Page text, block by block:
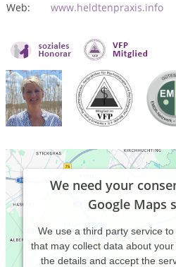
Web:
www.heldtenpraxis.info
We need your
Google Maps
We use a third party service
that may collect data about
the details and accept the